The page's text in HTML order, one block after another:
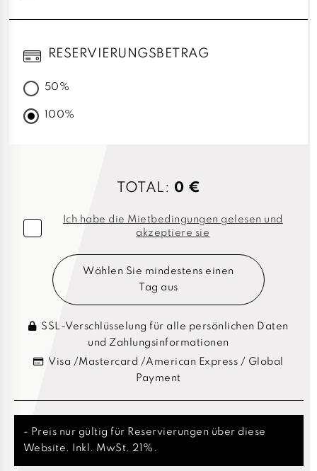
RESERVIERUNGSBETRAG
50%
100%
TOTAL: 0 €
Ich habe die Mietbedingungen gelesen und
akzeptiere sie
Wählen Sie mindestens einen
Tag aus
SSL-Verschlüsselung für alle persönlichen Daten
und Zahlungsinformationen
Visa /Mastercard /American Express / Global
Payment
- Preis nur gültig für Reservierungen über diese
Website. Inkl. MwSt. 21%.